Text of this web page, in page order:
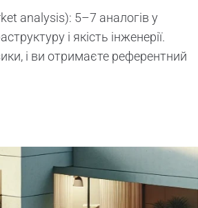
analysis): 5–7 аналогів у
і якість інженерії.
і ви отримаєте референтний